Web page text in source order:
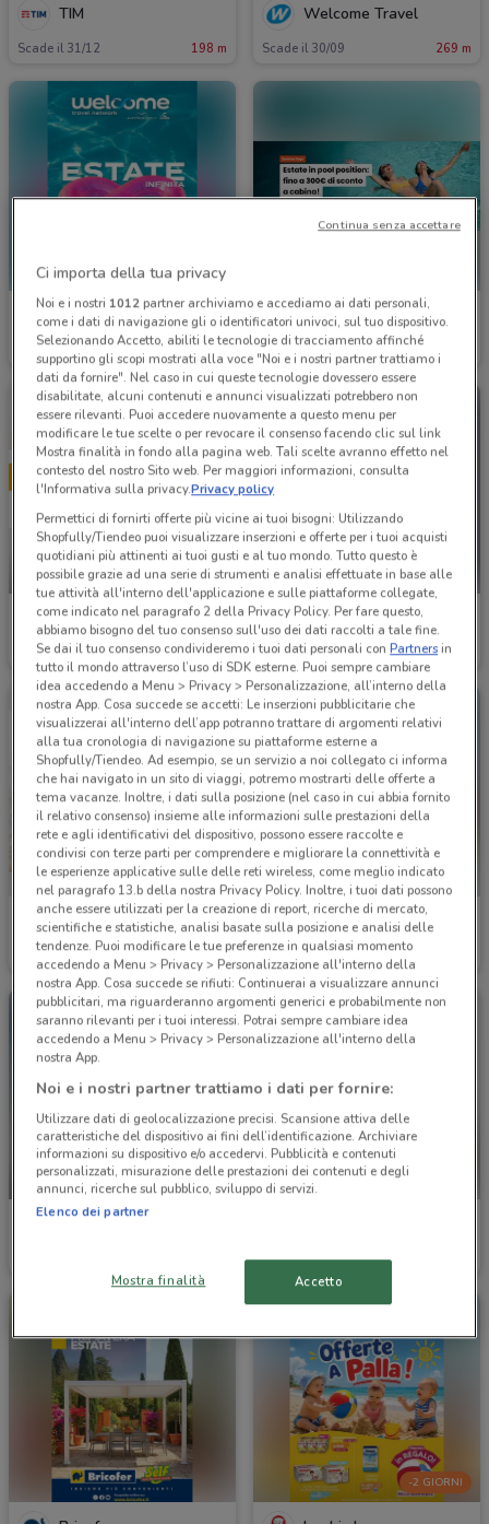
TIM
Scade il 31/12 198 m
Welcome Travel
Scade il 30/09 269 m
Welcome Travel
Scade il 30/09 269 m
Costa Crociere
Scade il 22/09 269 m
NUOVO
Kena Mobile
Scade il 02/09 299 m
Ubik
Scade il 31/08 300 m
Hervit
Scade il 22/09 904 m
Prodet
Scade il 31/08
-2 GIORNI
Marionnaud
Scade il 31/08
-2 GIORNI
Ci importa della tua privacy
Noi e i nostri 1012partner archiviamo e accediamo ai dati personali,
come i dati di navigazione gli o identificatori univoci, sul tuo dispositivo.
Selezionando Accetto, abiliti le tecnologie di tracciamento affinché
supportino gli scopi mostrati alla voce "Noi e i nostri partner trattiamo i
dati da fornire". Nel caso in cui queste tecnologie dovessero essere
disabilitate, alcuni contenuti e annunci visualizzati potrebbero non
essere rilevanti. Puoi accedere nuovamente a questo menu per
modificare le tue scelte o per revocare il consenso facendo clic sul link
Mostra finalità in fondo alla pagina web. Tali scelte avranno effetto nel
contesto del nostro Sito web. Per maggiori informazioni, consulta
l'Informativa sulla privacy.Privacy policy
Permettici di fornirti offerte più vicine ai tuoi bisogni: Utilizzando
Shopfully/Tiendeo puoi visualizzare inserzioni e offerte per i tuoi acquisti
quotidiani più attinenti ai tuoi gusti e al tuo mondo. Tutto questo è
possibile grazie ad una serie di strumenti e analisi effettuate in base alle
tue attività all'interno dell'applicazione e sulle piattaforme collegate,
come indicato nel paragrafo 2 della Privacy Policy. Per fare questo,
abbiamo bisogno del tuo consenso sull'uso dei dati raccolti a tale fine.
Se dai il tuo consenso condivideremo i tuoi dati personali conPartnersin
tutto il mondo attraverso l’uso di SDK esterne. Puoi sempre cambiare
idea accedendo a Menu > Privacy > Personalizzazione, all’interno della
nostra App. Cosa succede se accetti: Le inserzioni pubblicitarie che
visualizzerai all'interno dell’app potranno trattare di argomenti relativi
alla tua cronologia di navigazione su piattaforme esterne a
Shopfully/Tiendeo. Ad esempio, se un servizio a noi collegato ci informa
che hai navigato in un sito di viaggi, potremo mostrarti delle offerte a
tema vacanze. Inoltre, i dati sulla posizione (nel caso in cui abbia fornito
il relativo consenso) insieme alle informazioni sulle prestazioni della
rete e agli identificativi del dispositivo, possono essere raccolte e
condivisi con terze parti per comprendere e migliorare la connettività e
le esperienze applicative sulle delle reti wireless, come meglio indicato
nel paragrafo 13.b della nostra Privacy Policy. Inoltre, i tuoi dati possono
anche essere utilizzati per la creazione di report, ricerche di mercato,
scientifiche e statistiche, analisi basate sulla posizione e analisi delle
tendenze. Puoi modificare le tue preferenze in qualsiasi momento
accedendo a Menu > Privacy > Personalizzazione all'interno della
nostra App. Cosa succede se rifiuti: Continuerai a visualizzare annunci
pubblicitari, ma riguarderanno argomenti generici e probabilmente non
saranno rilevanti per i tuoi interessi. Potrai sempre cambiare idea
accedendo a Menu > Privacy > Personalizzazione all'interno della
nostra App.
Noi e i nostri partner trattiamo i dati per fornire:
Utilizzare dati di geolocalizzazione precisi. Scansione attiva delle
caratteristiche del dispositivo ai fini dell’identificazione. Archiviare
informazioni su dispositivo e/o accedervi. Pubblicità e contenuti
personalizzati, misurazione delle prestazioni dei contenuti e degli
annunci, ricerche sul pubblico, sviluppo di servizi.
Elenco dei partner
Mostra finalità Accetto
Continua senza accettare